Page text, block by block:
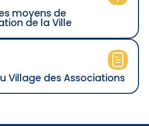
moyens de
de la Ville
Village des Associations